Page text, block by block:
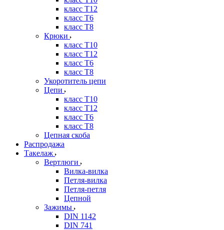
класс Т12
класс Т6
класс Т8
Крюки
класс Т10
класс Т12
класс Т6
класс Т8
Укоротитель цепи
Цепи
класс Т10
класс Т12
класс Т6
класс Т8
Цепная скоба
Распродажа
Такелаж
Вертлюги
Вилка-вилка
Петля-вилка
Петля-петля
Цепной
Зажимы
DIN 1142
DIN 741